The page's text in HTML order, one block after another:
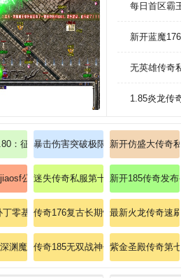
每日首区霸
新开蓝魔
无英雄传奇
1.85炎龙传
版本传奇私服的发布网站，满足玩家的
：征服传奇私服中的地狱挑战
暴击伤害突破极限！天命之子必抢
新开仿盛大传奇
击版本，解锁终极必杀技！
公益服解锁失落恶魔祭坛
迷失传奇私服第十季：迷失之旅，
新开185传奇发
气焰
丁零基础教学：战士英雄烈火剑法速成指南
传奇176复古长期快速思考法师英雄
最新火龙传奇速
渊魔铠传奇碾压炼狱魔君的战略全集"
传奇185无双战神何处可精修烈火剑
紫金圣殿传奇第